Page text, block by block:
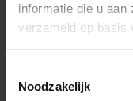
informatie die u aan
verzameld op basis
Noodzakelijk
Woon je in de buurt
ophalen? Dat kan!
verzendkosten en